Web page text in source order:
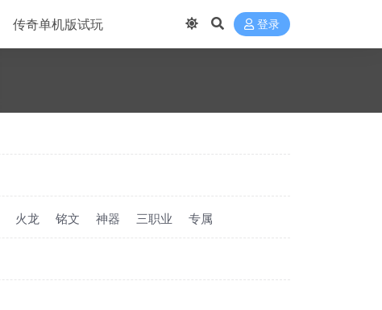
传奇单机版试玩 登录
火龙 铭文 神器 三职业 专属